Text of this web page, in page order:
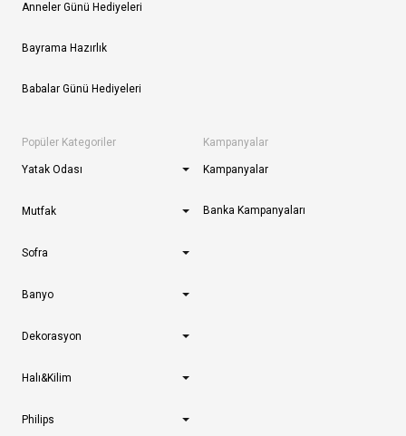
Anneler Günü Hediyeleri
Bayrama Hazırlık
Babalar Günü Hediyeleri
Popüler Kategoriler
Yatak Odası
Mutfak
Sofra
Banyo
Dekorasyon
Halı&Kilim
Philips
Kampanyalar
Kampanyalar
Banka Kampanyaları